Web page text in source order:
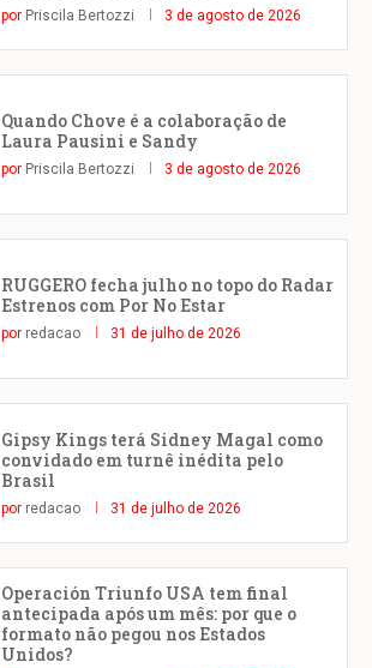
por Priscila Bertozzi 3 de agosto de 2026
Quando Chove é a colaboração de
Laura Pausini e Sandy
por Priscila Bertozzi 3 de agosto de 2026
RUGGERO fecha julho no topo do Radar
Estrenos com Por No Estar
por redacao 31 de julho de 2026
Gipsy Kings terá Sidney Magal como
convidado em turnê inédita pelo
Brasil
por redacao 31 de julho de 2026
Operación Triunfo USA tem final
antecipada após um mês: por que o
formato não pegou nos Estados
Unidos?